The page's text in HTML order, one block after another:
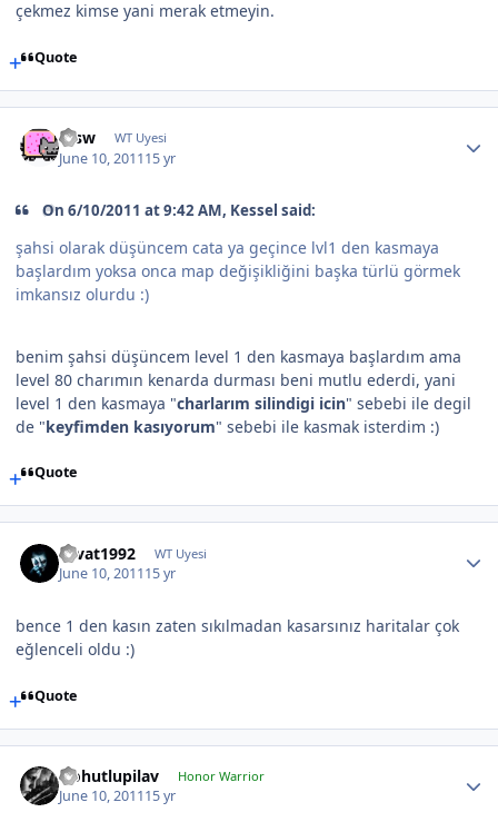
çekmez kimse yani merak etmeyin.
Quote
etsw WT Uyesi
June 10, 201115 yr
On 6/10/2011 at 9:42 AM, Kessel said:
şahsi olarak düşüncem cata ya geçince lvl1 den kasmaya
başlardım yoksa onca map değişikliğini başka türlü görmek
imkansız olurdu :)
benim şahsi düşüncem level 1 den kasmaya başlardım ama
level 80 charımın kenarda durması beni mutlu ederdi, yani
level 1 den kasmaya "charlarım silindigi icin" sebebi ile degil
de "keyfimden kasıyorum" sebebi ile kasmak isterdim :)
Quote
cevat1992 WT Uyesi
June 10, 201115 yr
bence 1 den kasın zaten sıkılmadan kasarsınız haritalar çok
eğlenceli oldu :)
Quote
Nohutlupilav Honor Warrior
June 10, 201115 yr